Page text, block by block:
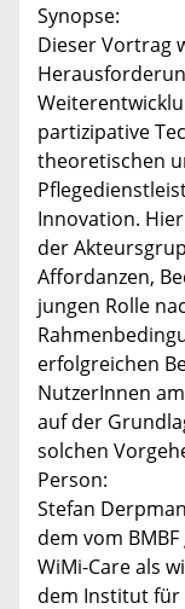
Synopse:
Dieser Vortrag
partizipative
theoretischen
Innovation.
der
Affordanzen,
jungen Rolle
erfolgreichen
NutzerInnen
auf der
solchen
Person:
Stefan
dem vom
WiMi-Care als
dem Institut für